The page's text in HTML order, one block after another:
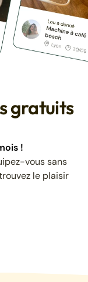
gratuits
!
vous sans
le plaisir